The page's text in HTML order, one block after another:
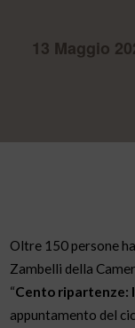
13 Maggio
Oltre 150 persone
Zambelli della
“Cento ripartenze:
appuntamento del